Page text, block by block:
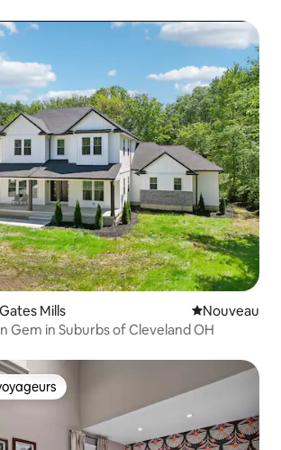
Mills Nouvel
Nouveau
Gem in Suburbs of Cleveland OH